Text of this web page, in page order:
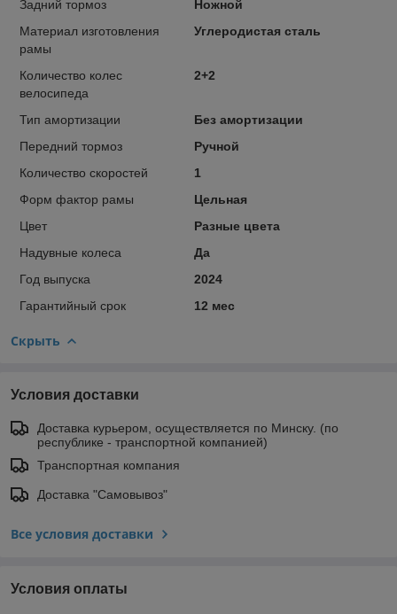
Задний тормоз
Ножной
Материал изготовления
рамы
Углеродистая сталь
Количество колес
велосипеда
2+2
Тип амортизации
Без амортизации
Передний тормоз
Ручной
Количество скоростей
1
Форм фактор рамы
Цельная
Цвет
Разные цвета
Надувные колеса
Да
Год выпуска
2024
Гарантийный срок
12 мес
Скрыть
Условия доставки
Доставка курьером, осуществляется по Минску. (по
республике - транспортной компанией)
Транспортная компания
Доставка "Самовывоз"
Все условия доставки
Условия оплаты